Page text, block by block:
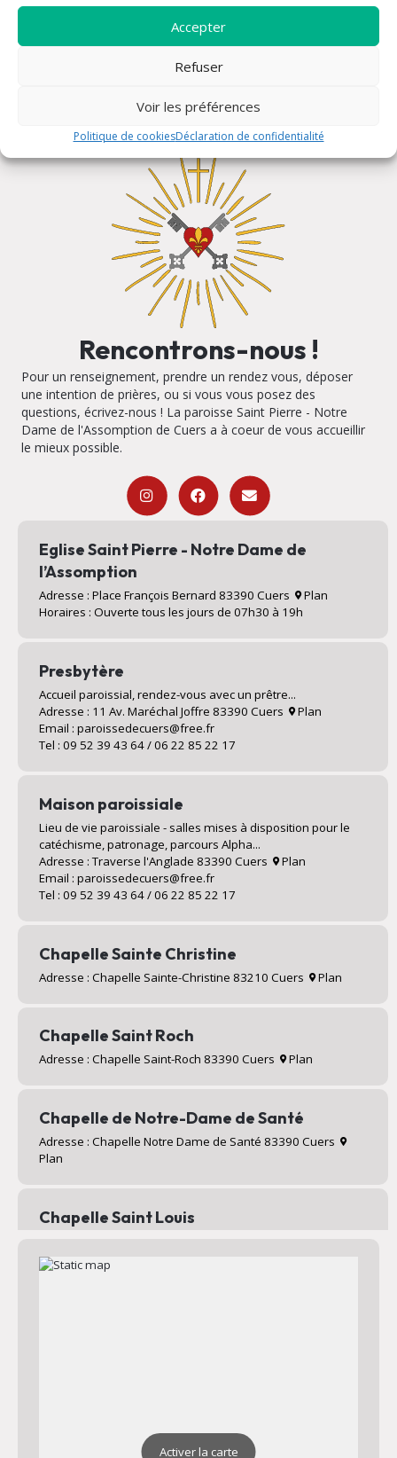
Accepter
Refuser
Voir les préférences
Politique de cookiesDéclaration de confidentialité
Rencontrons-nous !
Pour un renseignement, prendre un rendez vous, déposer
une intention de prières, ou si vous vous posez des
questions, écrivez-nous ! La paroisse Saint Pierre - Notre
Dame de l'Assomption de Cuers a à coeur de vous accueillir
le mieux possible.
Eglise Saint Pierre - Notre Dame de
l’Assomption
Adresse : Place François Bernard 83390 Cuers
Plan
Horaires : Ouverte tous les jours de 07h30 à 19h
Presbytère
Accueil paroissial, rendez-vous avec un prêtre...
Adresse : 11 Av. Maréchal Joffre 83390 Cuers
Plan
Email : paroissedecuers@free.fr
Tel : 09 52 39 43 64 / 06 22 85 22 17
Maison paroissiale
Lieu de vie paroissiale - salles mises à disposition pour le
catéchisme, patronage, parcours Alpha...
Adresse : Traverse l'Anglade 83390 Cuers
Plan
Email : paroissedecuers@free.fr
Tel : 09 52 39 43 64 / 06 22 85 22 17
Chapelle Sainte Christine
Adresse : Chapelle Sainte-Christine 83210 Cuers Plan
Chapelle Saint Roch
Adresse : Chapelle Saint-Roch 83390 Cuers Plan
Chapelle de Notre-Dame de Santé
Adresse : Chapelle Notre Dame de Santé 83390 Cuers
Plan
Chapelle Saint Louis
Activer la carte